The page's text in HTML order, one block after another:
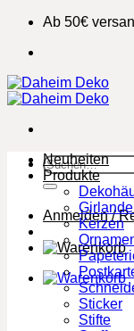
Zum
springen
Ab 50€
Suchen
nach:
Anmelden /
Neuheiten
Produkte
Kerzen
Sticker
Stifte